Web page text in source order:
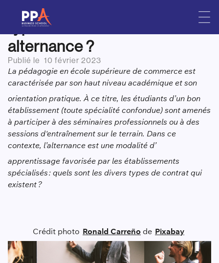
Ecole de commerce : quels
types de contrats en
alternance ?
Publié le 10 février 2023
La pédagogie en école supérieure de commerce est
caractérisée par son haut niveau académique et son
orientation pratique. À ce titre, les étudiants d’un bon
établissement (toute spécialité confondue) sont amenés
à participer à des séminaires professionnels ou à des
sessions d'entraînement sur le terrain. Dans ce
contexte, l’alternance est une modalité d’
apprentissage favorisée par les établissements
spécialisés : quels sont les divers types de contrat qui
existent ?
Crédit photo Ronald Carreño de Pixabay